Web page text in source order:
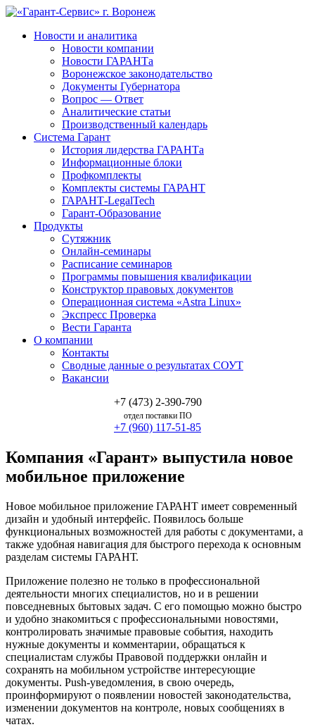
Новости и аналитика
Новости компании
Новости ГАРАНТа
Воронежское законодательство
Документы Губернатора
Вопрос — Ответ
Аналитические статьи
Производственный календарь
Система Гарант
История лидерства ГАРАНТа
Информационные блоки
Профкомплекты
Комплекты системы ГАРАНТ
ГАРАНТ-LegalTech
Гарант-Образование
Продукты
Сутяжник
Онлайн-семинары
Расписание семинаров
Программы повышения квалификации
Конструктор правовых документов
Операционная система «Astra Linux»
Экспресс Проверка
Вести Гаранта
О компании
Контакты
Сводные данные о результатах СОУТ
Вакансии
+7 (473) 2-390-790
отдел поставки ПО
+7 (960) 117-51-85
Компания «Гарант» выпустила новое
мобильное приложение
Новое мобильное приложение ГАРАНТ имеет современный
дизайн и удобный интерфейс. Появилось больше
функциональных возможностей для работы с документами, а
также удобная навигация для быстрого перехода к основным
разделам системы ГАРАНТ.
Приложение полезно не только в профессиональной
деятельности многих специалистов, но и в решении
повседневных бытовых задач. С его помощью можно быстро
и удобно знакомиться с профессиональными новостями,
контролировать значимые правовые события, находить
нужные документы и комментарии, обращаться к
специалистам службы Правовой поддержки онлайн и
сохранять на мобильном устройстве интересующие
документы. Push-уведомления, в свою очередь,
проинформируют о появлении новостей законодательства,
изменении документов на контроле, новых сообщениях в
чатах.